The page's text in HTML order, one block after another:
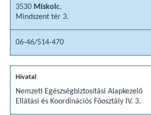
3530 Miskolc,
Mindszent tér 3.
06-46/514-470
Nemzeti Egészségbiztosítási Alapkezelő
Ellátási és Koordinációs Főosztály IV. 3.